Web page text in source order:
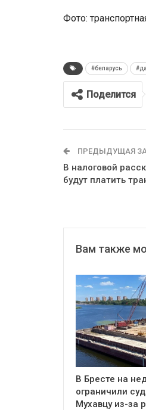
Фото:
#беларусь
Поделится
ПРЕДЫДУЩАЯ
В налоговой
будут платить
Вам также
В Бресте на
ограничили
Мухавцу из-за